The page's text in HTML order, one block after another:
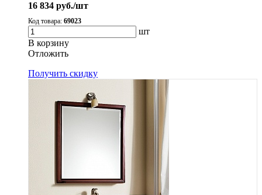
16 834 руб./шт
Код товара: 69023
шт
В корзину
Oтложить
Получить скидку